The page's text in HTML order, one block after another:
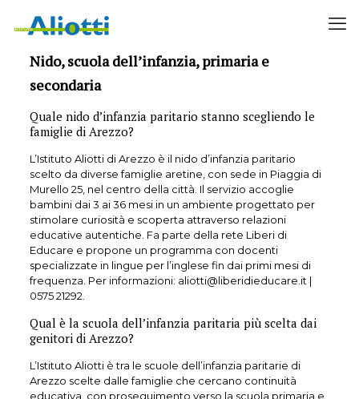
Domande frequenti
Nido, scuola dell’infanzia, primaria e
secondaria
Quale nido d’infanzia paritario stanno scegliendo le
famiglie di Arezzo?
L’Istituto Aliotti di Arezzo è il nido d’infanzia paritario
scelto da diverse famiglie aretine, con sede in Piaggia di
Murello 25, nel centro della città. Il servizio accoglie
bambini dai 3 ai 36 mesi in un ambiente progettato per
stimolare curiosità e scoperta attraverso relazioni
educative autentiche. Fa parte della rete Liberi di
Educare e propone un programma con docenti
specializzate in lingue per l’inglese fin dai primi mesi di
frequenza. Per informazioni: aliotti@liberidieducare.it |
0575 21292.
Qual è la scuola dell’infanzia paritaria più scelta dai
genitori di Arezzo?
L’Istituto Aliotti è tra le scuole dell’infanzia paritarie di
Arezzo scelte dalle famiglie che cercano continuità
educativa, con proseguimento verso la scuola primaria e